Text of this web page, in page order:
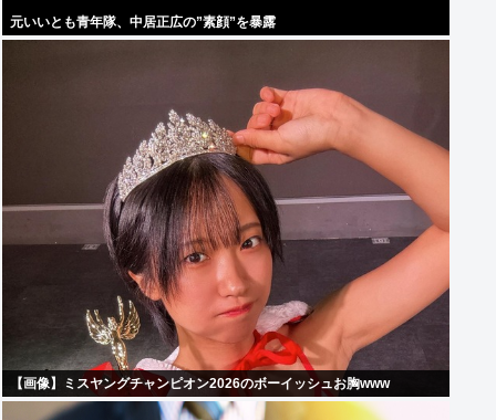
元いいとも青年隊、中居正広の”素顔”を暴露
【画像】ミスヤングチャンピオン2026のボーイッシュお胸www